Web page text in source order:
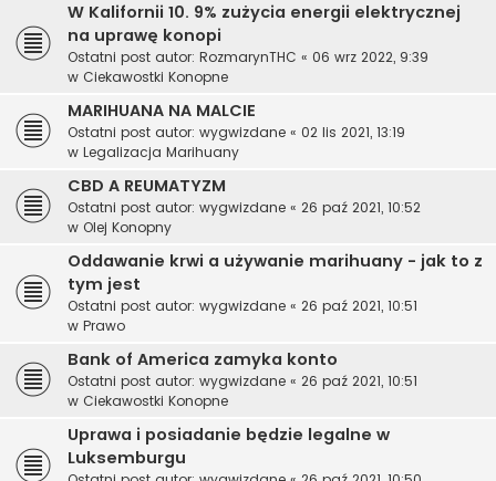
W Kalifornii 10. 9% zużycia energii elektrycznej
na uprawę konopi
Ostatni post autor: RozmarynTHC « 06 wrz 2022, 9:39
w Ciekawostki Konopne
MARIHUANA NA MALCIE
Ostatni post autor: wygwizdane « 02 lis 2021, 13:19
w Legalizacja Marihuany
CBD A REUMATYZM
Ostatni post autor: wygwizdane « 26 paź 2021, 10:52
w Olej Konopny
Oddawanie krwi a używanie marihuany - jak to z
tym jest
Ostatni post autor: wygwizdane « 26 paź 2021, 10:51
w Prawo
Bank of America zamyka konto
Ostatni post autor: wygwizdane « 26 paź 2021, 10:51
w Ciekawostki Konopne
Uprawa i posiadanie będzie legalne w
Luksemburgu